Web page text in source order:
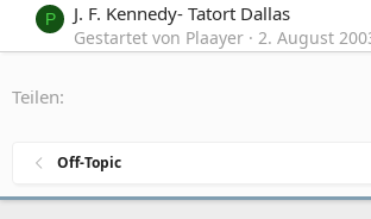
P J. F. Kennedy- Tatort Dallas
Gestartet von Plaayer 2. August
Teilen:
Off-Topic